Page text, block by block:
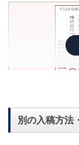
別の入稿方法